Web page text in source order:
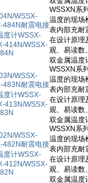
WSSX-
484N耐震电接
度计WSSX-
414N/WSSX-
WSSX-
483N耐震电接
度计WSSX-
413N/WSSX-
WSSX-
482N耐震电接
度计WSSX-
412N/WSSX-